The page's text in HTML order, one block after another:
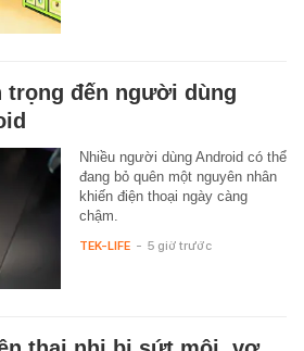
trọng đến người dùng
Nhiều người dùng Android có thể
đang bỏ quên một nguyên nhân
khiến điện thoại ngày càng
chậm.
TEK-LIFE - 5 giờ trước